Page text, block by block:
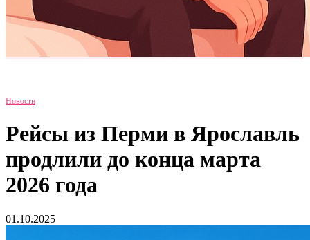
Новости
Рейсы из Перми в Ярославль
продлили до конца марта
2026 года
01.10.2025